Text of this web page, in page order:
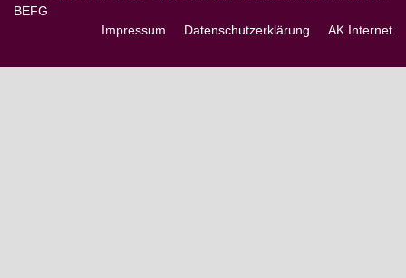
BEFG
Impressum
Datenschutzerklärung AK Internet